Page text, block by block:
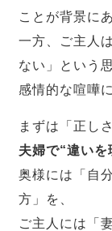
ことが背景に
一方、ご主人
ない」という
感情的な喧嘩
まずは「正し
夫婦で“違い
奥様には「自
方」を、
ご主人には「